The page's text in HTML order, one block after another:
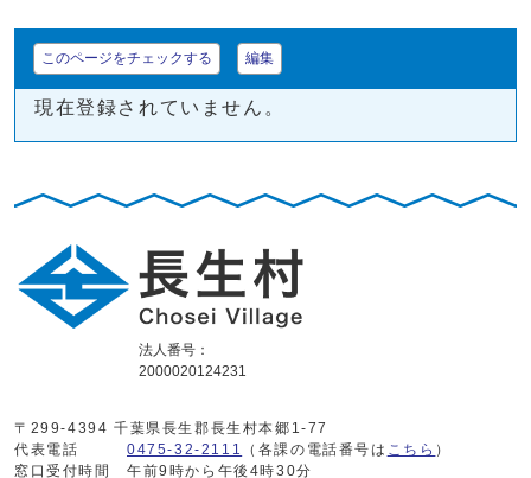
このページをチェックする 編集
現在登録されていません。
法人番号：
2000020124231
〒299-4394 千葉県長生郡長生村本郷1-77
代表電話
0475-32-2111 （各課の電話番号は こちら ）
窓口受付時間
午前9時から午後4時30分